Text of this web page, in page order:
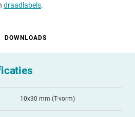
draadlabels.
DOWNLOADS
10x30 mm (T-vorm)